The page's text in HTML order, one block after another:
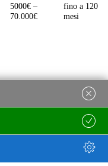
5000€ –
70.000€
fino a 120
mesi